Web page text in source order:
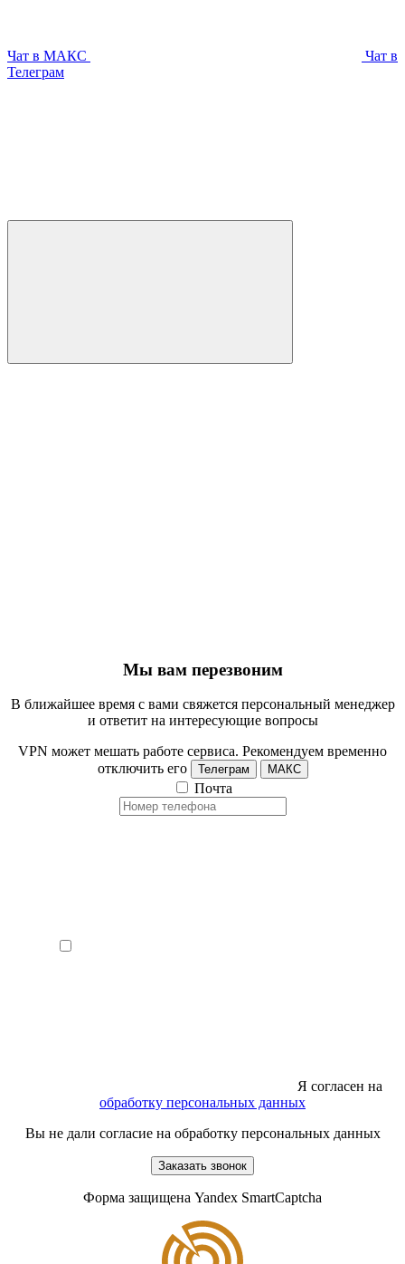
Чат в МАКС
Чат в
Телеграм
Мы вам перезвоним
В ближайшее время с вами свяжется персональный менеджер
и ответит на интересующие вопросы
VPN может мешать работе сервиса. Рекомендуем временно
отключить его
Телеграм МАКС
Почта
Я согласен на
обработку персональных данных
Вы не дали согласие на обработку персональных данных
Заказать звонок
Форма защищена Yandex SmartCaptcha